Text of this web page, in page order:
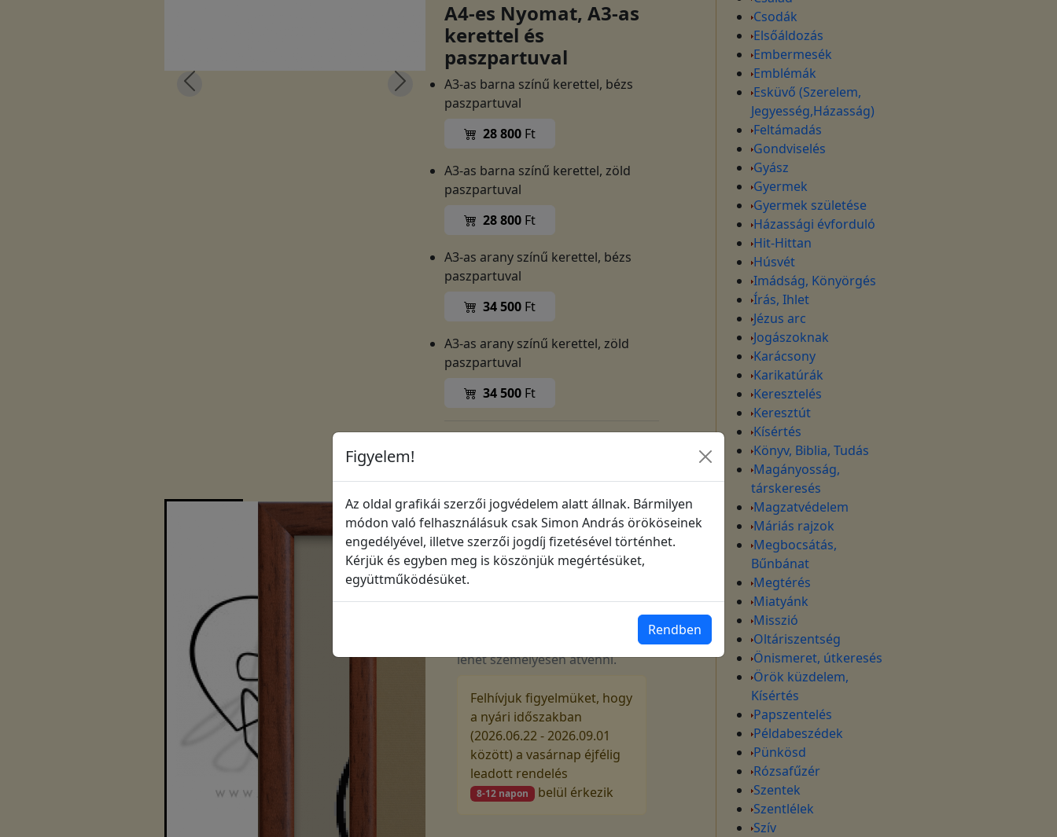
A4-es Nyomat, A3-as
kerettel és
paszpartuval
A3-as barna színű kerettel, bézs
paszpartuval
28 800 Ft
A3-as barna színű kerettel, zöld
paszpartuval
28 800 Ft
A3-as arany színű kerettel, bézs
paszpartuval
34 500 Ft
A3-as arany színű kerettel, zöld
paszpartuval
34 500 Ft
220 000Ft
Vasárnap éjfélig leadott
megrendelését a következő hét
lehet személyesen átvenni.
Felhívjuk figyelmüket, hogy
a nyári időszakban
(2026.06.22 - 2026.09.01
között) a vasárnap éjfélig
leadott rendelés
8-12 napon belül érkezik
Csodák
Elsőáldozás
Embermesék
Emblémák
Esküvő (Szerelem,
Jegyesség,Házasság)
Feltámadás
Gondviselés
Gyász
Gyermek
Gyermek születése
Házassági évforduló
Hit-Hittan
Húsvét
Imádság, Könyörgés
Írás, Ihlet
Jézus arc
Jogászoknak
Karácsony
Karikatúrák
Keresztelés
Keresztút
Kísértés
Könyv, Biblia, Tudás
Magányosság,
társkeresés
Magzatvédelem
Máriás rajzok
Megbocsátás,
Bűnbánat
Megtérés
Miatyánk
Misszió
Oltáriszentség
Önismeret, útkeresés
Örök küzdelem,
Kísértés
Papszentelés
Példabeszédek
Pünkösd
Rózsafűzér
Szentek
Szentlélek
Szív
Figyelem!
Az oldal grafikái szerzői jogvédelem alatt állnak. Bármilyen
módon való felhasználásuk csak Simon András örököseinek
engedélyével, illetve szerzői jogdíj fizetésével történhet.
Kérjük és egyben meg is köszönjük megértésüket,
együttműködésüket.
Rendben